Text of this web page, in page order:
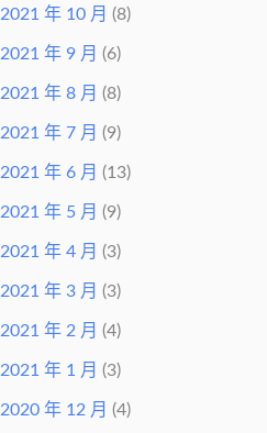
2021 年 10 月 (8)
2021 年 9 月 (6)
2021 年 8 月 (8)
2021 年 7 月 (9)
2021 年 6 月 (13)
2021 年 5 月 (9)
2021 年 4 月 (3)
2021 年 3 月 (3)
2021 年 2 月 (4)
2021 年 1 月 (3)
2020 年 12 月 (4)